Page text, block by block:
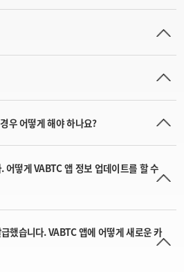
우 어떻게 해야 하나요?
어떻게 VABTC 앱 정보 업데이트를 할 수
했습니다. VABTC 앱에 어떻게 새로운 카